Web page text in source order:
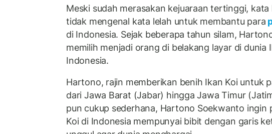
Meski sudah merasakan kejuaraan tertinggi,
tidak mengenal kata lelah untuk membantu para
di Indonesia. Sejak beberapa tahun silam,
memilih menjadi orang di belakang layar di dunia
Indonesia.
Hartono, rajin memberikan benih Ikan Koi untuk
dari Jawa Barat (Jabar) hingga Jawa Timur
pun cukup sederhana, Hartono Soekwanto ingin
Koi di Indonesia mempunyai bibit dengan garis